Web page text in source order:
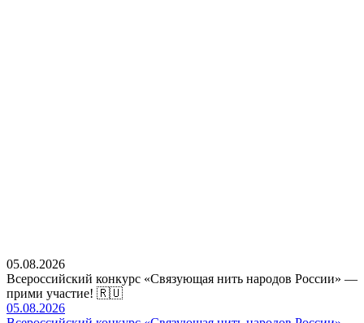
05.08.2026
Всероссийский конкурс «Связующая нить народов России» —
прими участие! 🇷🇺
05.08.2026